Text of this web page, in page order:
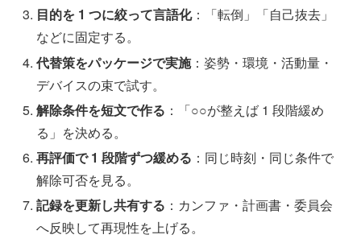
目的を 1 つに絞って言語化：「転倒」「自己抜去」
などに固定する。
代替策をパッケージで実施：姿勢・環境・活動量・
デバイスの束で試す。
解除条件を短文で作る ：「○○が整えば 1 段階緩め
る」を決める。
再評価で 1 段階ずつ緩める ：同じ時刻・同じ条件で
解除可否を見る。
記録を更新し共有する ：カンファ・計画書・委員会
へ反映して再現性を上げる。